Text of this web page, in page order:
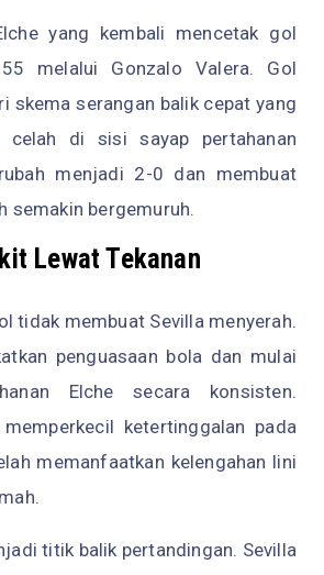
yang kembali mencetak gol
melalui Gonzalo Valera. Gol
skema serangan balik cepat yang
celah di sisi sayap pertahanan
menjadi 2-0 dan membuat
semakin bergemuruh.
Lewat Tekanan
tidak membuat Sevilla menyerah.
penguasaan bola dan mulai
Elche secara konsisten.
ketertinggalan pada
memanfaatkan kelengahan lini
titik balik pertandingan. Sevilla